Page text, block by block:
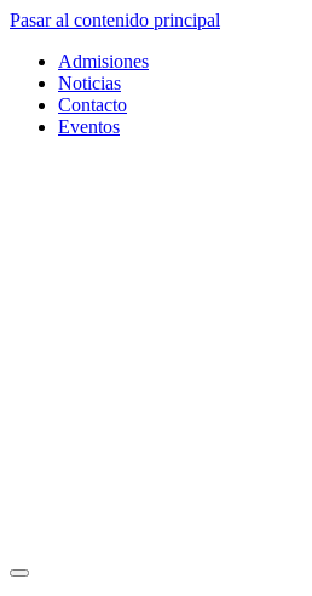
Pasar al contenido principal
Admisiones
Noticias
Contacto
Eventos